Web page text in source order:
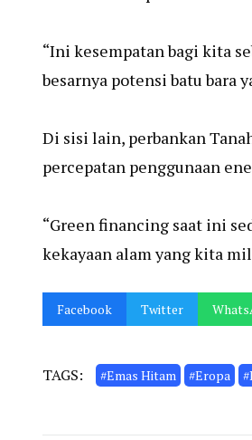
“Ini kesempatan bagi kita
besarnya potensi batu bara
Di sisi lain, perbankan
percepatan penggunaan
“Green financing saat ini
kekayaan alam yang kita
Facebook Twitter
TAGS: #Emas Hitam #Eropa